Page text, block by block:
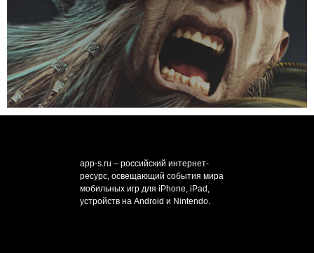
app-s.ru – российский интернет-
ресурс, освещающий события мира
мобильных игр для iPhone, iPad,
устройств на Android и Nintendo.